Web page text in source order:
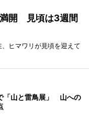
満開 見頃は3週間
ヒマワリが見頃を迎えて
「山と雷鳥展」 山への